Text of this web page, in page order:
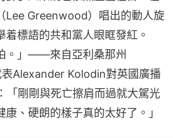
Lee Greenwood）唱出的動人旋
着標語的共和黨人眼眶發紅。
。」——來自亞利桑那州
表Alexander Kolodin對英國廣播
「剛剛與死亡擦肩而過就大駕光
、硬朗的樣子真的太好了。」